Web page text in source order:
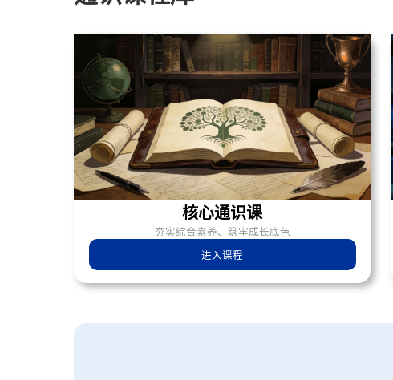
核心通识课
夯实综合素养、筑牢成长底色
进入课程